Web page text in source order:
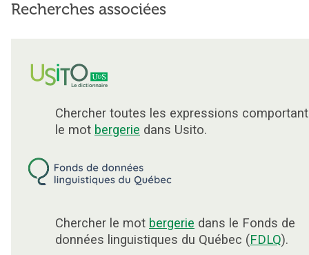
Recherches associées
Chercher toutes les expressions comportant
le mot bergerie dans Usito.
Chercher le mot bergerie dans le Fonds de
données linguistiques du Québec (FDLQ).